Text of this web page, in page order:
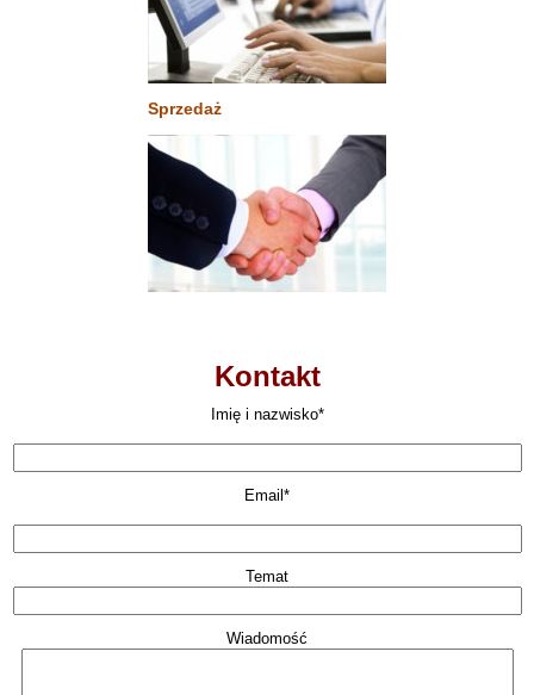
Sprzedaż
Kontakt
Imię i nazwisko*
Email*
Temat
Wiadomość